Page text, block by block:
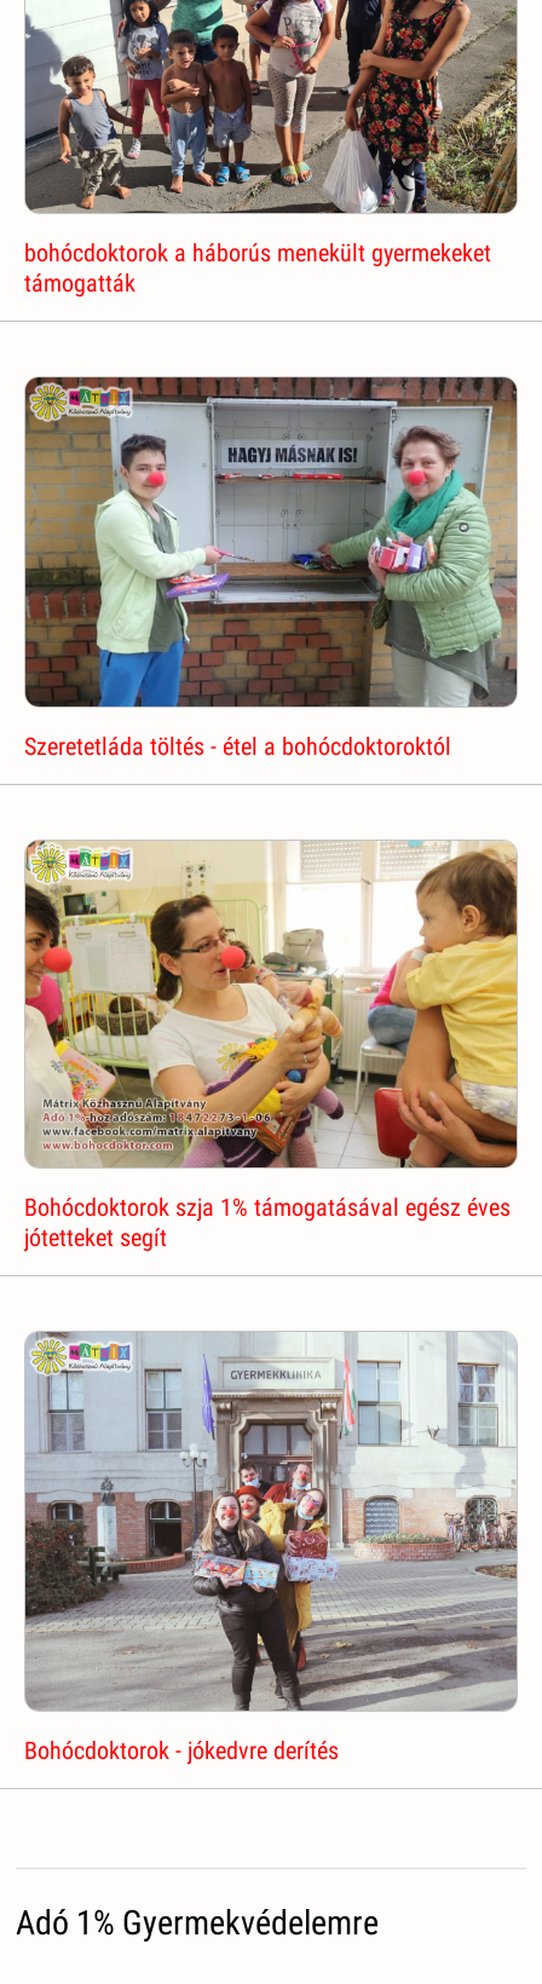
bohócdoktorok a háborús menekült gyermekeket
támogatták
Szeretetláda töltés - étel a bohócdoktoroktól
Bohócdoktorok szja 1% támogatásával egész éves
jótetteket segít
Bohócdoktorok - jókedvre derítés
Adó 1% Gyermekvédelemre